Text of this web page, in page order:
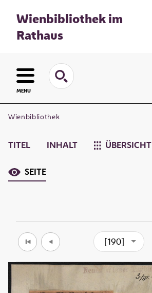
Wienbibliothek im
Rathaus
MENU
Wienbibliothek
TITEL INHALT ÜBERSICHT
SEITE
[190]